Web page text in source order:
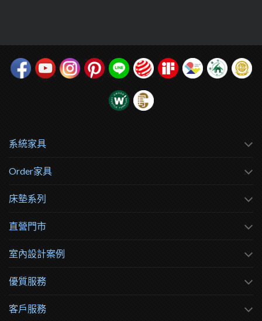
系統家具
Order家具
床墊系列
直營門市
室內設計案例
優質服務
客戶服務